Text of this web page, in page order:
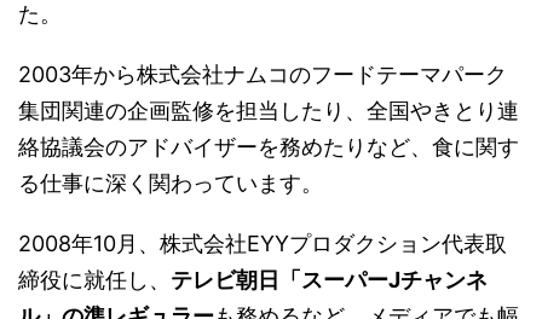
た。
2003年から株式会社ナムコのフードテーマパーク
集団関連の企画監修を担当したり、全国やきとり連
絡協議会のアドバイザーを務めたりなど、食に関す
る仕事に深く関わっています。
2008年10月、株式会社EYYプロダクション代表取
締役に就任し、 テレビ朝日「スーパーJチャンネ